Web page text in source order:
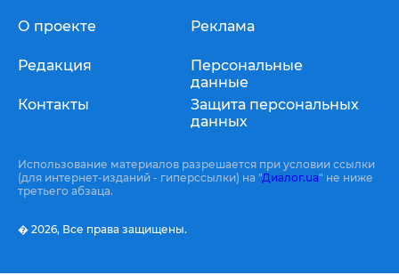
О проекте
Редакция
Контакты
Реклама
Персональные
данные
Защита персональных
данных
Использование материалов разрешается при условии ссылки
(для интернет-изданий - гиперссылки) на "Диалог.ua" не ниже
третьего абзаца.
� 2026, Все права защищены.